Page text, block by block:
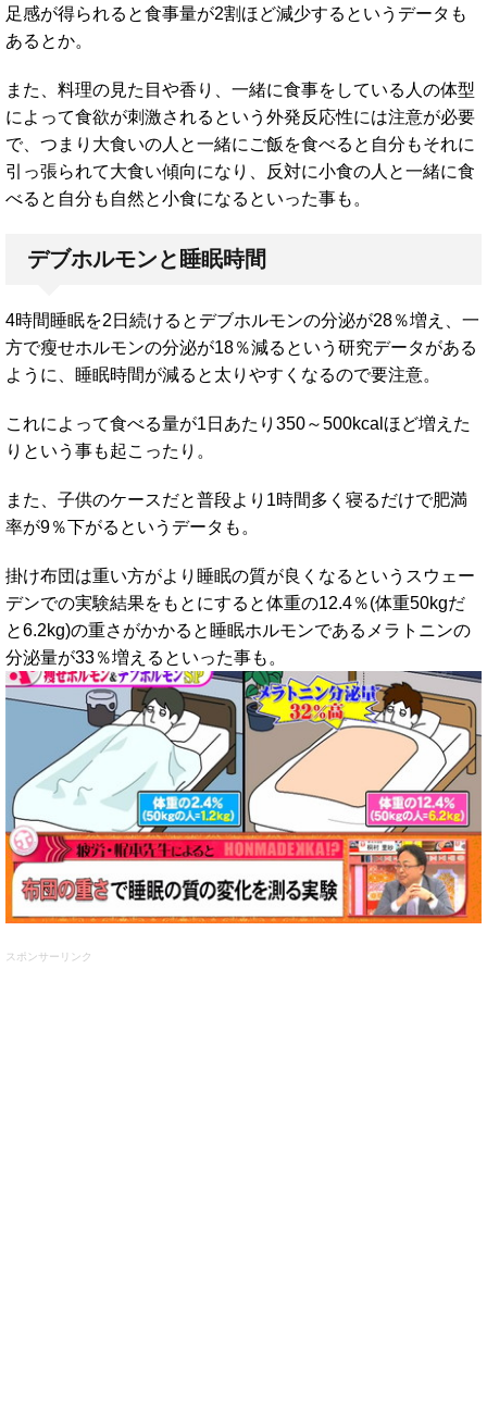
足感が得られると食事量が2割ほど減少するというデータも
あるとか。
また、料理の見た目や香り、一緒に食事をしている人の体型
によって食欲が刺激されるという外発反応性には注意が必要
で、つまり大食いの人と一緒にご飯を食べると自分もそれに
引っ張られて大食い傾向になり、反対に小食の人と一緒に食
べると自分も自然と小食になるといった事も。
デブホルモンと睡眠時間
4時間睡眠を2日続けるとデブホルモンの分泌が28％増え、一
方で瘦せホルモンの分泌が18％減るという研究データがある
ように、睡眠時間が減ると太りやすくなるので要注意。
これによって食べる量が1日あたり350～500kcalほど増えた
りという事も起こったり。
また、子供のケースだと普段より1時間多く寝るだけで肥満
率が9％下がるというデータも。
掛け布団は重い方がより睡眠の質が良くなるというスウェー
デンでの実験結果をもとにすると体重の12.4％(体重50kgだ
と6.2kg)の重さがかかると睡眠ホルモンであるメラトニンの
分泌量が33％増えるといった事も。
スポンサーリンク